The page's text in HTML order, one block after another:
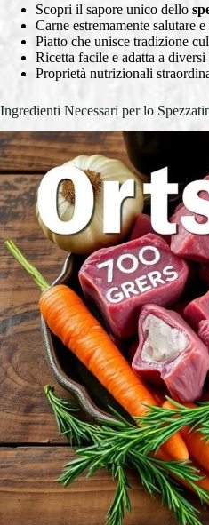
Scopri il sapore unico dello
Carne estremamente salutare
Piatto che unisce tradizione
Ricetta facile e adatta a diversi
Proprietà nutrizionali
Ingredienti Necessari per lo